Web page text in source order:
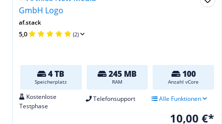
af.stack
5,0 (2)
4 TB
Speicherplatz
245 MB
RAM
100
Anzahl vCore
Kostenlose
Testphase
Telefonsupport Alle Funktionen
10,00 €*